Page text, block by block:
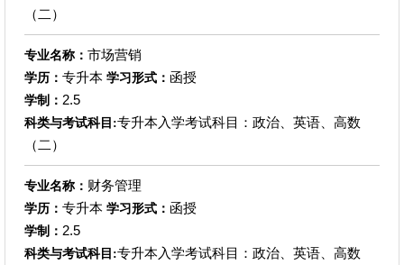
（二）
专业名称： 市场营销
学历： 专升本 学习形式： 函授
学制： 2.5
科类与考试科目:专升本入学考试科目：政治、英语、高数
（二）
专业名称： 财务管理
学历： 专升本 学习形式： 函授
学制： 2.5
科类与考试科目:专升本入学考试科目：政治、英语、高数